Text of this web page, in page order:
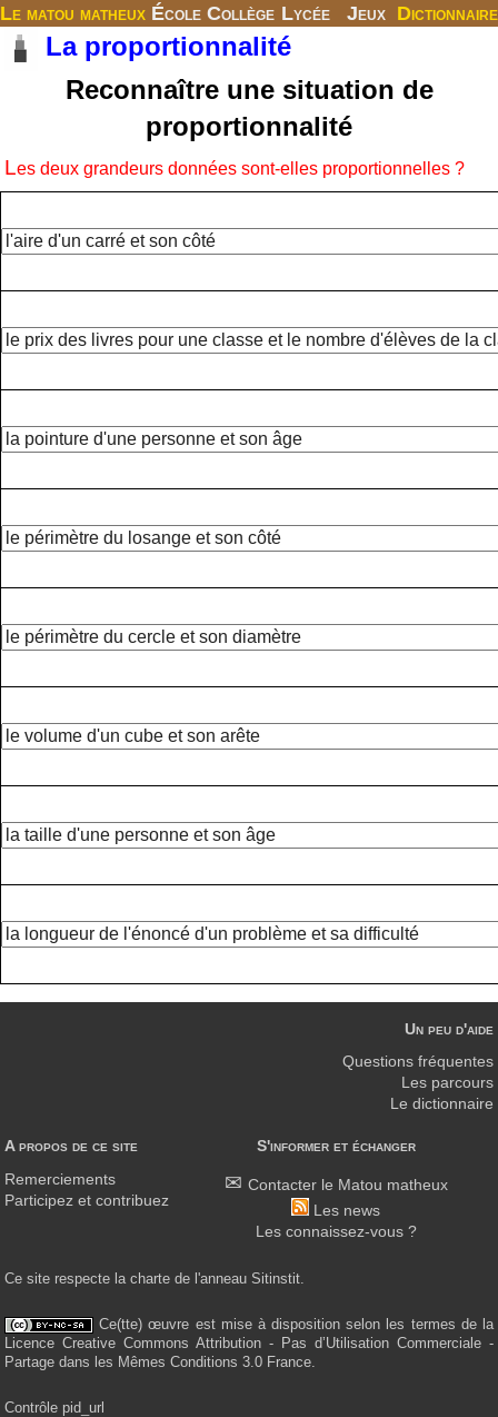
Le matou matheux École Collège Lycée Jeux Dictionnaire
La proportionnalité
Reconnaître une situation de
proportionnalité
Les deux grandeurs données sont-elles proportionnelles ?
A propos de ce site
Remerciements
Participez et contribuez
S'informer et échanger
Contacter le Matou matheux
Les news
Les connaissez-vous ?
Un peu d'aide
Questions fréquentes
Les parcours
Le dictionnaire
Ce site respecte la charte de l'anneau Sitinstit.
Ce(tte) œuvre est mise à disposition selon les termes de la
Licence Creative Commons Attribution - Pas d’Utilisation Commerciale -
Partage dans les Mêmes Conditions 3.0 France.
Contrôle pid_url